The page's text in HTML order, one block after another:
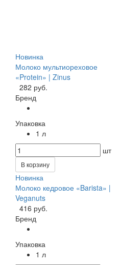
Новинка
Молоко мультиореховое
«Protein» | Zinus
282 руб.
Бренд
Упаковка
1 л
шт
В корзину
Новинка
Молоко кедровое «Barista» |
Veganuts
416 руб.
Бренд
Упаковка
1 л